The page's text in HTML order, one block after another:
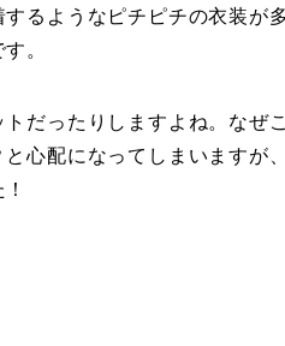
るようなピチピチの衣装が
。
だったりしますよね。なぜ
心配になってしまいますが